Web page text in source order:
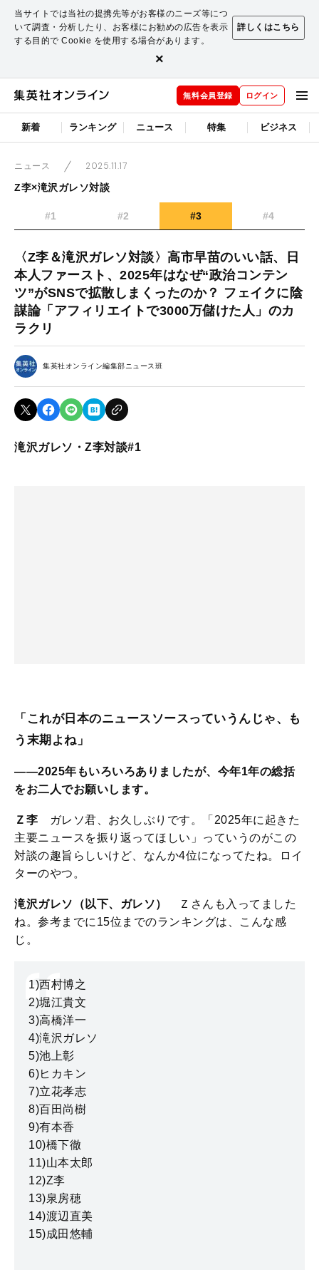
当サイトでは当社の提携先等がお客様のニーズ等につ
いて調査・分析したり、お客様にお勧めの広告を表示
する目的で Cookie を使用する場合があります。
詳しくはこちら
×
無料会員登録 ログイン
新着 ランキング ニュース 特集 ビジネス
ニュース
2025.11.17
Z李×滝沢ガレソ対談
#1 #2 #3 #4
〈Z李＆滝沢ガレソ対談〉高市早苗のいい話、日
本人ファースト、2025年はなぜ“政治コンテン
ツ”がSNSで拡散しまくったのか？ フェイクに陰
謀論「アフィリエイトで3000万儲けた人」のカ
ラクリ
集英社オンライン編集部ニュース班
滝沢ガレソ・Z李対談#1
「これが日本のニュースソースっていうんじゃ、も
う末期よね」
――2025年もいろいろありましたが、今年1年の総括
をお二人でお願いします。
Ｚ李
ガレソ君、お久しぶりです。「2025年に起きた
主要ニュースを振り返ってほしい」っていうのがこの
対談の趣旨らしいけど、なんか4位になってたね。ロイ
ターのやつ。
滝沢ガレソ（以下、ガレソ）
Ｚさんも入ってました
ね。参考までに15位までのランキングは、こんな感
じ。
1)西村博之
2)堀江貴文
3)高橋洋一
4)滝沢ガレソ
5)池上彰
6)ヒカキン
7)立花孝志
8)百田尚樹
9)有本香
10)橋下徹
11)山本太郎
12)Z李
13)泉房穂
14)渡辺直美
15)成田悠輔